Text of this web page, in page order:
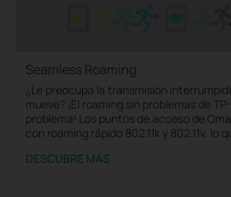
Seamless Roaming
¿Le preocupa la transmisión
mueve? ¡El roaming sin problemas de
problema! Los puntos de acceso de
con roaming rápido 802.11k y 802.11v, lo
óptima con una transición sin problemas
DESCUBRE MÁS